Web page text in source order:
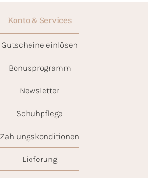
Konto & Services
Gutscheine einlösen
Bonusprogramm
Newsletter
Schuhpflege
Zahlungskonditionen
Lieferung